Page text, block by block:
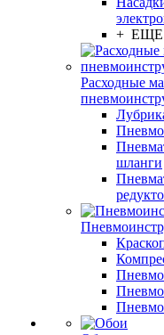
+ ЕЩЕ
Расходные
шланги